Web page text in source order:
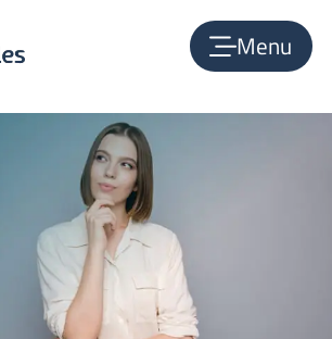
Menu
en departamentos